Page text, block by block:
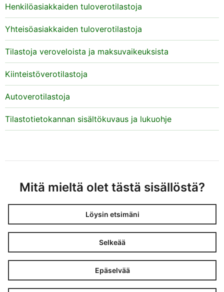
Henkilöasiakkaiden tuloverotilastoja
Yhteisöasiakkaiden tuloverotilastoja
Tilastoja veroveloista ja maksuvaikeuksista
Kiinteistöverotilastoja
Autoverotilastoja
Tilastotietokannan sisältökuvaus ja lukuohje
Mitä mieltä olet tästä sisällöstä?
Löysin etsimäni
Selkeää
Epäselvää